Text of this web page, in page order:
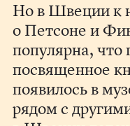
Но в Швеции к
о Петсоне и
популярна, что
посвященное
появилось в
рядом с